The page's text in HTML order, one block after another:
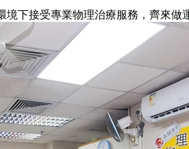
下接受專業物理治療服務，齊來做